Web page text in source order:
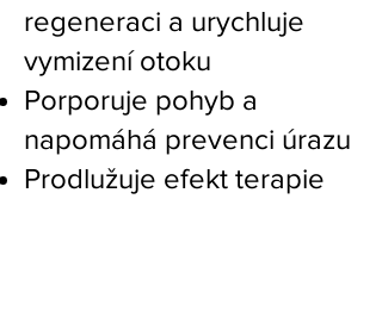
regeneraci a urychluje
vymizení otoku
Porporuje pohyb a
napomáhá prevenci úrazu
Prodlužuje efekt terapie